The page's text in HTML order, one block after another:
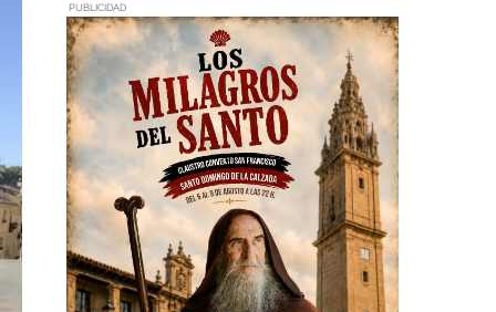
PUBLICIDAD